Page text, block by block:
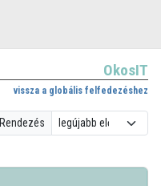
OkosIT
vissza a globális felfedezéshez
Rendezés